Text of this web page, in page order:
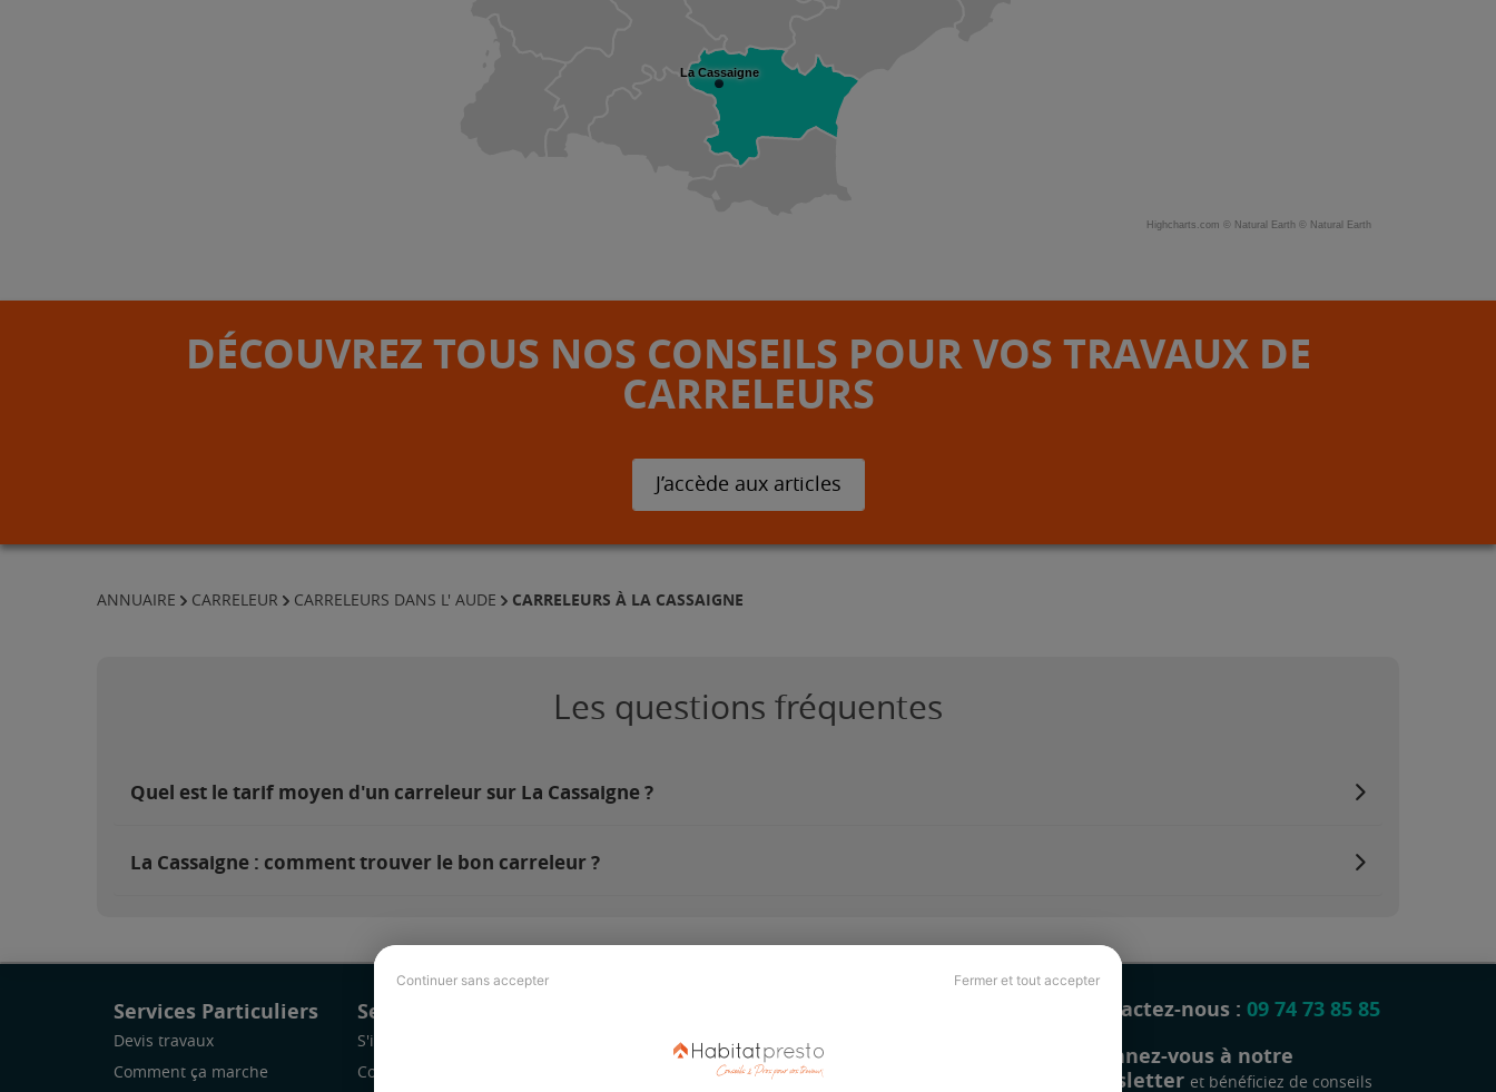
Continuer sans accepter Fermer et tout accepter
La Cassaigne
Highcharts.com © Natural Earth © Natural Earth
DÉCOUVREZ TOUS NOS CONSEILS POUR VOS TRAVAUX DE
CARRELEURS
J’accède aux articles
ANNUAIRE CARRELEUR CARRELEURS DANS L' AUDE CARRELEURS À LA CASSAIGNE
Les questions fréquentes
Quel est le tarif moyen d'un carreleur sur La Cassaigne ?
La Cassaigne : comment trouver le bon carreleur ?
Services Particuliers
Devis travaux
Comment ça marche
Services Pro
S'inscrire
Comment ça marche
Revue de presse
Contactez-nous : 09 74 73 85 85
Abonnez-vous à notre
newsletter et bénéficiez de conseils